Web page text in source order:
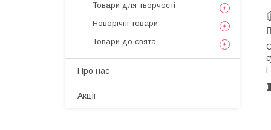
Товари для творчості
Новорічні товари
Товари до свята
Про нас
Акції